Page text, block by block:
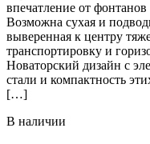
впечатление от
Возможна сухая и
выверенная к центру
транспортировку и
Новаторский дизайн с
стали и компактность
[…]
В наличии